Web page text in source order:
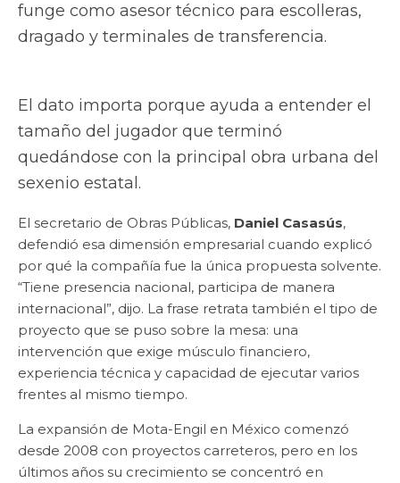
funge como asesor técnico para escolleras,
dragado y terminales de transferencia.
El dato importa porque ayuda a entender el
tamaño del jugador que terminó
quedándose con la principal obra urbana del
sexenio estatal.
El secretario de Obras Públicas, Daniel Casasús,
defendió esa dimensión empresarial cuando explicó
por qué la compañía fue la única propuesta solvente.
“Tiene presencia nacional, participa de manera
internacional”, dijo. La frase retrata también el tipo de
proyecto que se puso sobre la mesa: una
intervención que exige músculo financiero,
experiencia técnica y capacidad de ejecutar varios
frentes al mismo tiempo.
La expansión de Mota-Engil en México comenzó
desde 2008 con proyectos carreteros, pero en los
últimos años su crecimiento se concentró en